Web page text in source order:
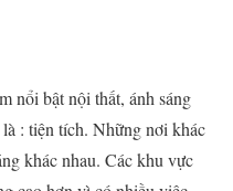
nổi bật nội thất, ánh sáng
: tiện tích. Những nơi khác
khác nhau. Các khu vực